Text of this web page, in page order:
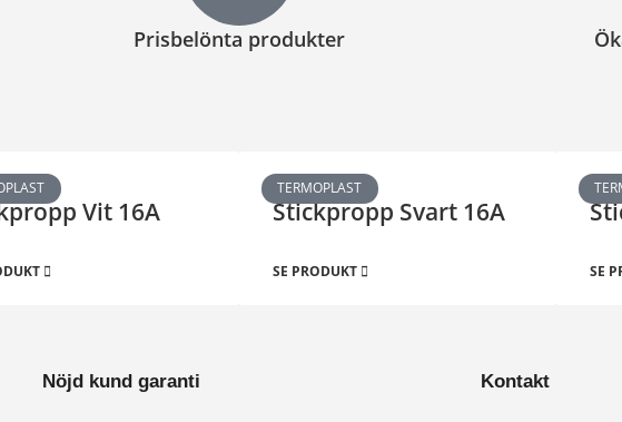
Prisbelönta produkter
Vit 16A
TERMOPLAST
Stickpropp Svart 16A
SE PRODUKT SE
Nöjd kund garanti Kontakt